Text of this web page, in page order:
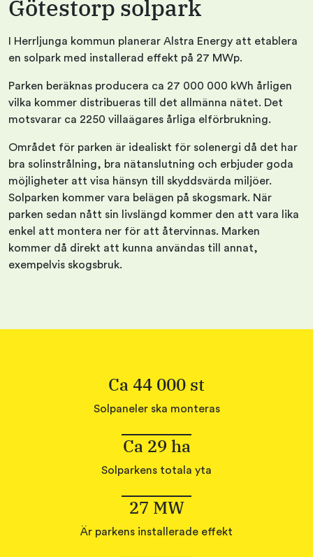
Götestorp solpark
I Herrljunga kommun planerar Alstra Energy att etablera
en solpark med installerad effekt på 27 MWp.
Parken beräknas producera ca 27 000 000 kWh årligen
vilka kommer distribueras till det allmänna nätet. Det
motsvarar ca 2250 villaägares årliga elförbrukning.
Området för parken är idealiskt för solenergi då det har
bra solinstrålning, bra nätanslutning och erbjuder goda
möjligheter att visa hänsyn till skyddsvärda miljöer.
Solparken kommer vara belägen på skogsmark. När
parken sedan nått sin livslängd kommer den att vara lika
enkel att montera ner för att återvinnas. Marken
kommer då direkt att kunna användas till annat,
exempelvis skogsbruk.
Ca 44 000 st
Solpaneler ska monteras
Ca 29 ha
Solparkens totala yta
27 MW
Är parkens installerade effekt